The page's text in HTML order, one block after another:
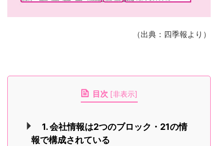
（出典：四季報より）
目次 [非表示]
1. 会社情報は2つのブロック・21の情
報で構成されている